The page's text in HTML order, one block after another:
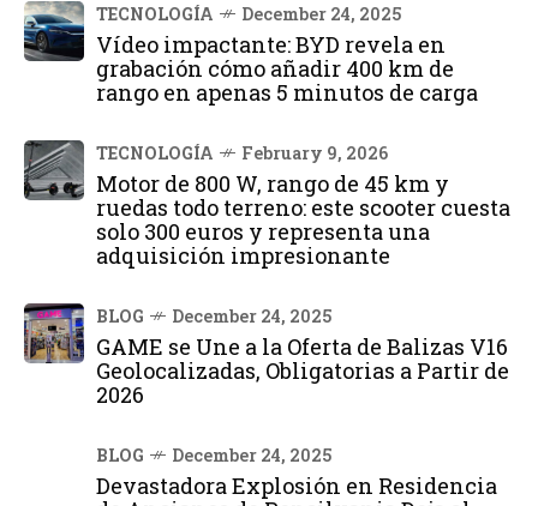
TECNOLOGÍA December 24, 2025
Vídeo impactante: BYD revela en
grabación cómo añadir 400 km de
rango en apenas 5 minutos de carga
TECNOLOGÍA February 9, 2026
Motor de 800 W, rango de 45 km y
ruedas todo terreno: este scooter cuesta
solo 300 euros y representa una
adquisición impresionante
BLOG December 24, 2025
GAME se Une a la Oferta de Balizas V16
Geolocalizadas, Obligatorias a Partir de
2026
BLOG December 24, 2025
Devastadora Explosión en Residencia